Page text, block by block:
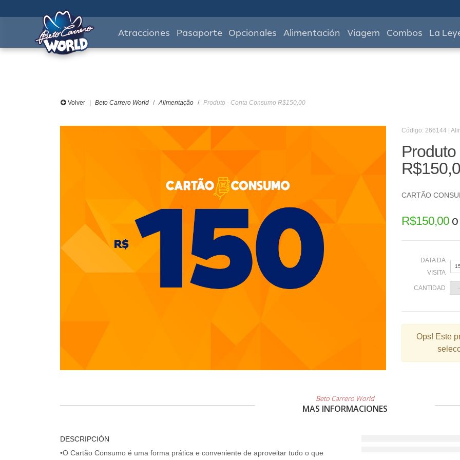
Atracciones Pasaporte Opcionales Alimentación Viagem Combos La
Volver Beto Carrero World Alimentação Produto - Conta Consumo R$150,00
Código: 266144 |
CARTÃO
R$150,00o
DATA DA
VISITA
2
9
CANTIDAD
Ops! Este
Beto Carrero World
MAS INFORMACIONES
DESCRIPCIÓN
•O Cartão Consumo é uma forma prática e conveniente de aproveitar tudo o que